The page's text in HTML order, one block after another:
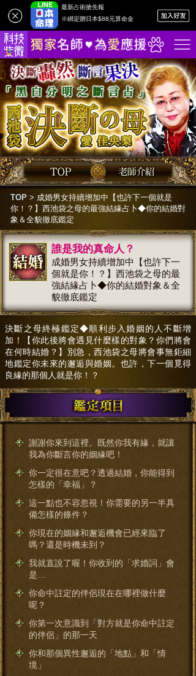
最新占術搶先報
※綁定贈日本$88元算命金
TOP > 成婚男女持續增加中【也許下一個就是
你！？】西池袋之母的最強結緣占卜◆你的結婚對
象＆全貌徹底鑑定
誰是我的真命人？
成婚男女持續增加中【也許下一
個就是你！？】西池袋之母的最
強結緣占卜◆你的結婚對象＆全
貌徹底鑑定
決斷之母終極鑑定◆順利步入婚姻的人不斷增
加！【你此後將會遇見什麼樣的對象？你們將會
在何時結婚？】別急，西池袋之母將會事無鉅細
地鑑定你未來的邂逅與婚姻。也許，下一個覓得
良緣的那個人就是你！？
謝謝你來到這裡。既然你我有緣，就讓
我為你斷言你的姻緣吧！
你一定很在意吧？透過結婚，你能得到
怎樣的「幸福」？
這一點也不容忽視！你需要的另一半具
備怎樣的條件？
你現在的姻緣和邂逅機會已經來臨了
嗎？還是時機未到？
我就直說了喔！你收到的「求婚詞」會
是…
你命中註定的伴侶現在在哪裡做什麼
呢？
你第一次意識到「對方就是你命中註定
的伴侶」的那一天
你和那個異性邂逅的「地點」和「情
境」